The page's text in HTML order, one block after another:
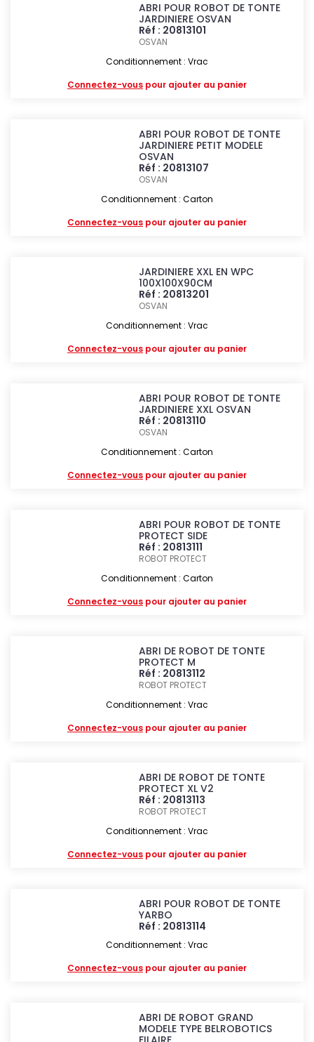
ABRI POUR ROBOT DE TONTE
JARDINIERE OSVAN
Réf : 20813101
OSVAN
Conditionnement : Vrac
Connectez-vous pour ajouter au panier
ABRI POUR ROBOT DE TONTE
JARDINIERE PETIT MODELE
OSVAN
Réf : 20813107
OSVAN
Conditionnement : Carton
Connectez-vous pour ajouter au panier
JARDINIERE XXL EN WPC
100X100X90CM
Réf : 20813201
OSVAN
Conditionnement : Vrac
Connectez-vous pour ajouter au panier
ABRI POUR ROBOT DE TONTE
JARDINIERE XXL OSVAN
Réf : 20813110
OSVAN
Conditionnement : Carton
Connectez-vous pour ajouter au panier
ABRI POUR ROBOT DE TONTE
PROTECT SIDE
Réf : 20813111
ROBOT PROTECT
Conditionnement : Carton
Connectez-vous pour ajouter au panier
ABRI DE ROBOT DE TONTE
PROTECT M
Réf : 20813112
ROBOT PROTECT
Conditionnement : Vrac
Connectez-vous pour ajouter au panier
ABRI DE ROBOT DE TONTE
PROTECT XL V2
Réf : 20813113
ROBOT PROTECT
Conditionnement : Vrac
Connectez-vous pour ajouter au panier
ABRI POUR ROBOT DE TONTE
YARBO
Réf : 20813114
Conditionnement : Vrac
Connectez-vous pour ajouter au panier
ABRI DE ROBOT GRAND
MODELE TYPE BELROBOTICS